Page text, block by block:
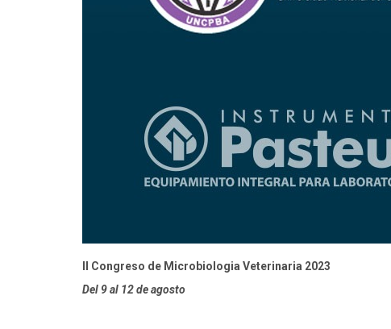
II Congreso de Microbiologia Veterinaria 2023
Del 9 al 12 de agosto